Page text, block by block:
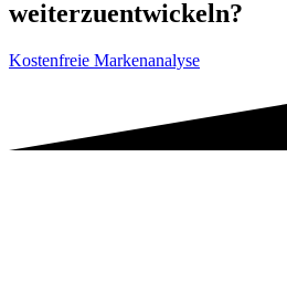
weiterzuentwickeln?
Kostenfreie Markenanalyse